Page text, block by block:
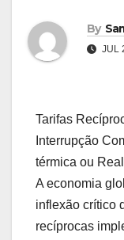
By
JUL
Tarifas
Interrupção
térmica ou
A economia
inflexão crítico
recíprocas